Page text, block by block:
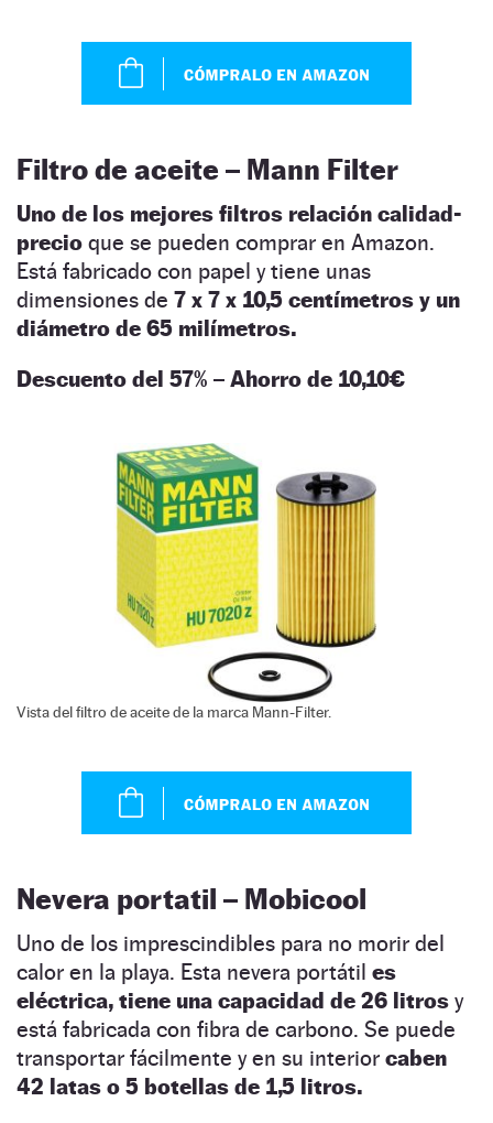
Filtro de aceite – Mann Filter
Uno de los mejores filtros relación calidad-
precio que se pueden comprar en Amazon.
Está fabricado con papel y tiene unas
dimensiones de 7 x 7 x 10,5 centímetros y un
diámetro de 65 milímetros.
Descuento del 57% – Ahorro de 10,10€
Vista del filtro de aceite de la marca Mann-Filter.
Nevera portatil – Mobicool
Uno de los imprescindibles para no morir del
calor en la playa. Esta nevera portátil es
eléctrica, tiene una capacidad de 26 litros y
está fabricada con fibra de carbono. Se puede
transportar fácilmente y en su interior caben
42 latas o 5 botellas de 1,5 litros.